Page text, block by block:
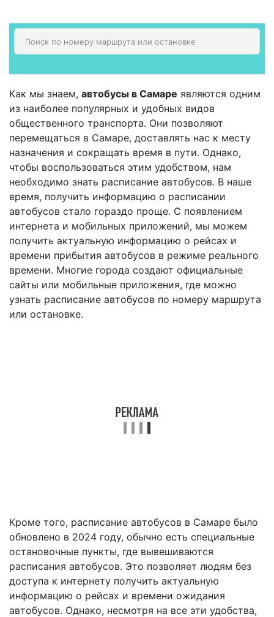
Как мы знаем, автобусы в Самаре являются одним
из наиболее популярных и удобных видов
общественного транспорта. Они позволяют
перемещаться в Самаре, доставлять нас к месту
назначения и сокращать время в пути. Однако,
чтобы воспользоваться этим удобством, нам
необходимо знать расписание автобусов. В наше
время, получить информацию о расписании
автобусов стало гораздо проще. С появлением
интернета и мобильных приложений, мы можем
получить актуальную информацию о рейсах и
времени прибытия автобусов в режиме реального
времени. Многие города создают официальные
сайты или мобильные приложения, где можно
узнать расписание автобусов по номеру маршрута
или остановке.
Кроме того, расписание автобусов в Самаре было
обновлено в 2024 году, обычно есть специальные
остановочные пункты, где вывешиваются
расписания автобусов. Это позволяет людям без
доступа к интернету получить актуальную
информацию о рейсах и времени ожидания
автобусов. Однако, несмотря на все эти удобства,